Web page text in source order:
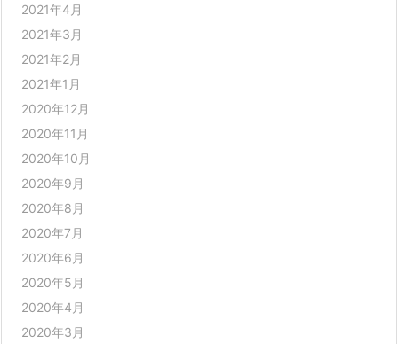
2021年4月
2021年3月
2021年2月
2021年1月
2020年12月
2020年11月
2020年10月
2020年9月
2020年8月
2020年7月
2020年6月
2020年5月
2020年4月
2020年3月